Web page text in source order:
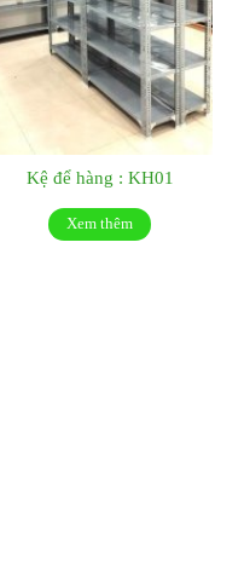
Kệ để hàng : KH01
Xem thêm